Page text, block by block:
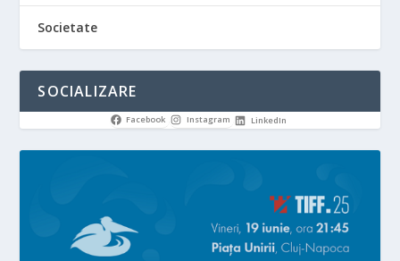
Societate
SOCIALIZARE
Facebook Instagram LinkedIn